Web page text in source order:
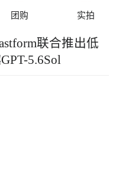
团购 实拍
联合推出低
5.6Sol